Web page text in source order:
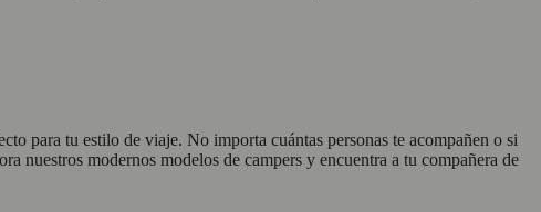
para tu estilo de viaje. No importa cuántas personas te acompañen o si
nuestros modernos modelos de campers y encuentra a tu compañera de